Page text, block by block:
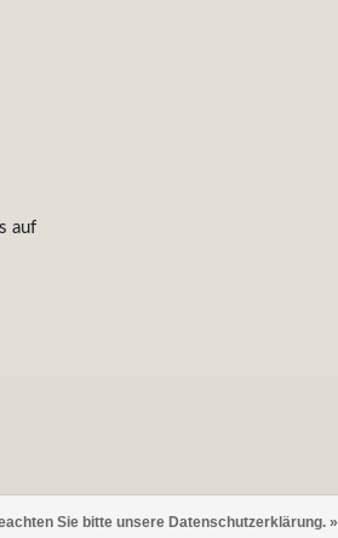
Sie bitte unsere Datenschutzerklärung. »
auf